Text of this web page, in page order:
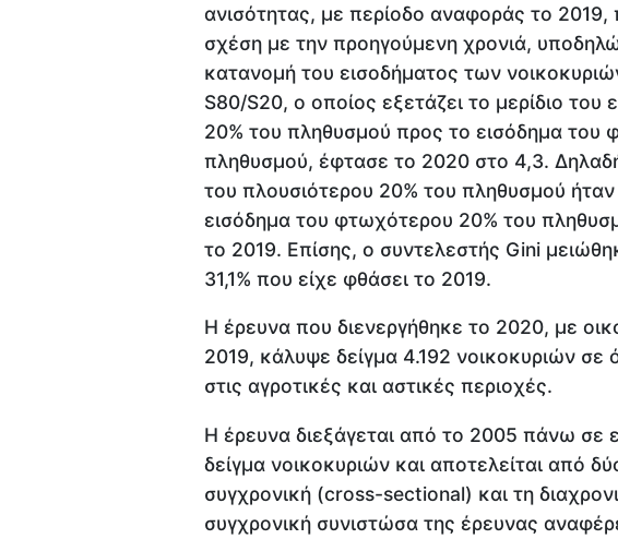
ανισότητας, με περίοδο αναφοράς το 2019,
σχέση με την προηγούμενη χρονιά,
κατανομή του εισοδήματος των
S80/S20, ο οποίος εξετάζει το μερίδιο του
20% του πληθυσμού προς το εισόδημα του
πληθυσμού, έφτασε το 2020 στο 4,3.
του πλουσιότερου 20% του πληθυσμού
εισόδημα του φτωχότερου 20% του
το 2019. Επίσης, ο συντελεστής Gini
31,1% που είχε φθάσει το 2019.
Η έρευνα που διενεργήθηκε το 2020, με
2019, κάλυψε δείγμα 4.192 νοικοκυριών σε
στις αγροτικές και αστικές περιοχές.
Η έρευνα διεξάγεται από το 2005 πάνω σε
δείγμα νοικοκυριών και αποτελείται από
συγχρονική (cross-sectional) και τη
συγχρονική συνιστώσα της έρευνας